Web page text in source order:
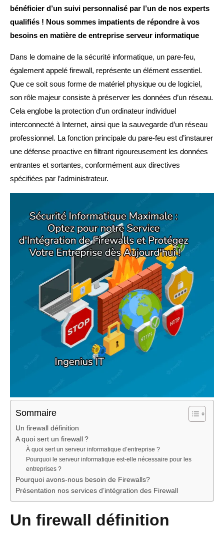
bénéficier d’un suivi personnalisé par l’un de nos experts
qualifiés ! Nous sommes impatients de répondre à vos
besoins en matière de entreprise serveur informatique
Dans le domaine de la sécurité informatique, un pare-feu,
également appelé firewall, représente un élément essentiel.
Que ce soit sous forme de matériel physique ou de logiciel,
son rôle majeur consiste à préserver les données d’un réseau.
Cela englobe la protection d’un ordinateur individuel
interconnecté à Internet, ainsi que la sauvegarde d’un réseau
professionnel. La fonction principale du pare-feu est d’instaurer
une défense proactive en filtrant rigoureusement les données
entrantes et sortantes, conformément aux directives
spécifiées par l’administrateur.
Sommaire
Un firewall définition
A quoi sert un firewall ?
À quoi sert un serveur informatique d’entreprise ?
Pourquoi le serveur informatique est-elle nécessaire pour les
entreprises ?
Pourquoi avons-nous besoin de Firewalls?
Présentation nos services d’intégration des Firewall
Un firewall définition